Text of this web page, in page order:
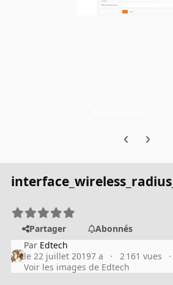
Previous
Next
Partager
Abonnés
Par Edtech
le 22 juillet 20197 a
2 161 vues
Voir les images de Edtech